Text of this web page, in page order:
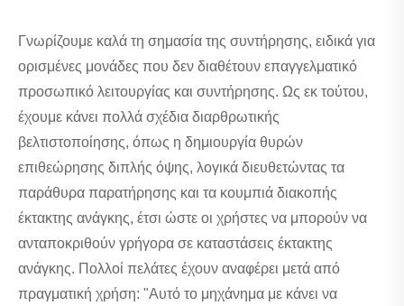
Γνωρίζουμε καλά τη σημασία της συντήρησης, ειδικά για
ορισμένες μονάδες που δεν διαθέτουν επαγγελματικό
προσωπικό λειτουργίας και συντήρησης. Ως εκ τούτου,
έχουμε κάνει πολλά σχέδια διαρθρωτικής
βελτιστοποίησης, όπως η δημιουργία θυρών
επιθεώρησης διπλής όψης, λογικά διευθετώντας τα
παράθυρα παρατήρησης και τα κουμπιά διακοπής
έκτακτης ανάγκης, έτσι ώστε οι χρήστες να μπορούν να
ανταποκριθούν γρήγορα σε καταστάσεις έκτακτης
ανάγκης. Πολλοί πελάτες έχουν αναφέρει μετά από
πραγματική χρήση: "Αυτό το μηχάνημα με κάνει να